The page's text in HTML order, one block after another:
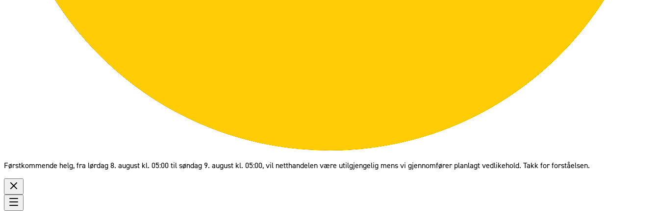
Førstkommende helg, fra lørdag 8. august kl. 05:00 til søndag 9. august kl. 05:00, vil netthandelen være utilgjengelig mens vi gjennomfører planlagt vedlikehold. Takk for forståelsen.